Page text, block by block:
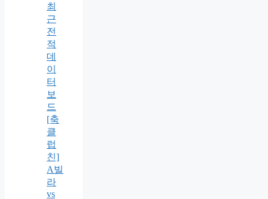
최
근
전
적
데
이
터
보
드
[축
클
럽
친]
A빌
라
vs